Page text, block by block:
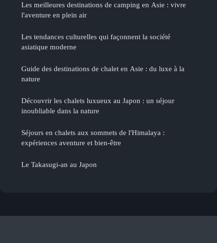
Les meilleures destinations de camping en Asie : vivre
l'aventure en plein air
Les tendances culturelles qui façonnent la société
asiatique moderne
Guide des destinations de chalet en Asie : du luxe à la
nature
Découvrir les chalets luxueux au Japon : un séjour
inoubliable dans la nature
Séjours en chalets aux sommets de l'Himalaya :
expériences aventure et bien-être
Le Takasugi-an au Japon